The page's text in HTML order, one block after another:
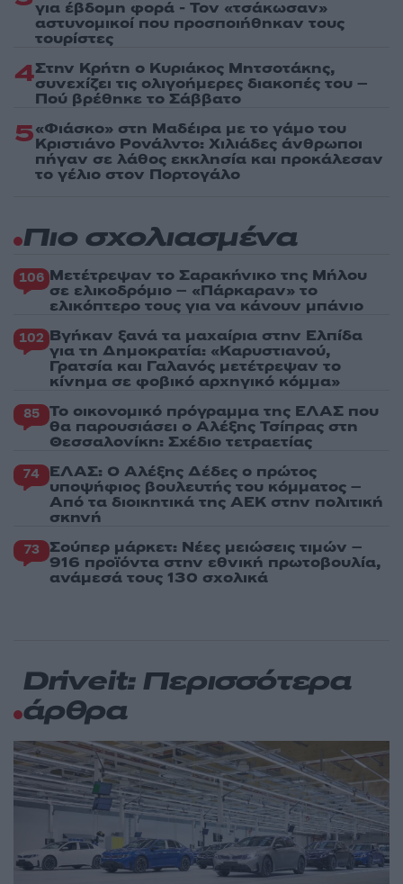
για έβδομη φορά - Τον «τσάκωσαν»
αστυνομικοί που προσποιήθηκαν τους
τουρίστες
4Στην Κρήτη ο Κυριάκος Μητσοτάκης,
συνεχίζει τις ολιγοήμερες διακοπές του –
Πού βρέθηκε το Σάββατο
5«Φιάσκο» στη Μαδέιρα με το γάμο του
Κριστιάνο Ρονάλντο: Χιλιάδες άνθρωποι
πήγαν σε λάθος εκκλησία και προκάλεσαν
το γέλιο στον Πορτογάλο
Πιο σχολιασμένα
106 Μετέτρεψαν το Σαρακήνικο της Μήλου
σε ελικοδρόμιο – «Πάρκαραν» το
ελικόπτερο τους για να κάνουν μπάνιο
102 Βγήκαν ξανά τα μαχαίρια στην Ελπίδα
για τη Δημοκρατία: «Καρυστιανού,
Γρατσία και Γαλανός μετέτρεψαν το
κίνημα σε φοβικό αρχηγικό κόμμα»
85 Το οικονομικό πρόγραμμα της ΕΛΑΣ που
θα παρουσιάσει ο Αλέξης Τσίπρας στη
Θεσσαλονίκη: Σχέδιο τετραετίας
74 ΕΛΑΣ: Ο Αλέξης Δέδες ο πρώτος
υποψήφιος βουλευτής του κόμματος –
Από τα διοικητικά της ΑΕΚ στην πολιτική
σκηνή
73 Σούπερ μάρκετ: Νέες μειώσεις τιμών –
916 προϊόντα στην εθνική πρωτοβουλία,
ανάμεσά τους 130 σχολικά
Driveit: Περισσότερα
άρθρα